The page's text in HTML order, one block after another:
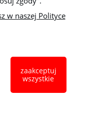
668 191 214
w naszej Polityce
zaakceptuj
wszystkie